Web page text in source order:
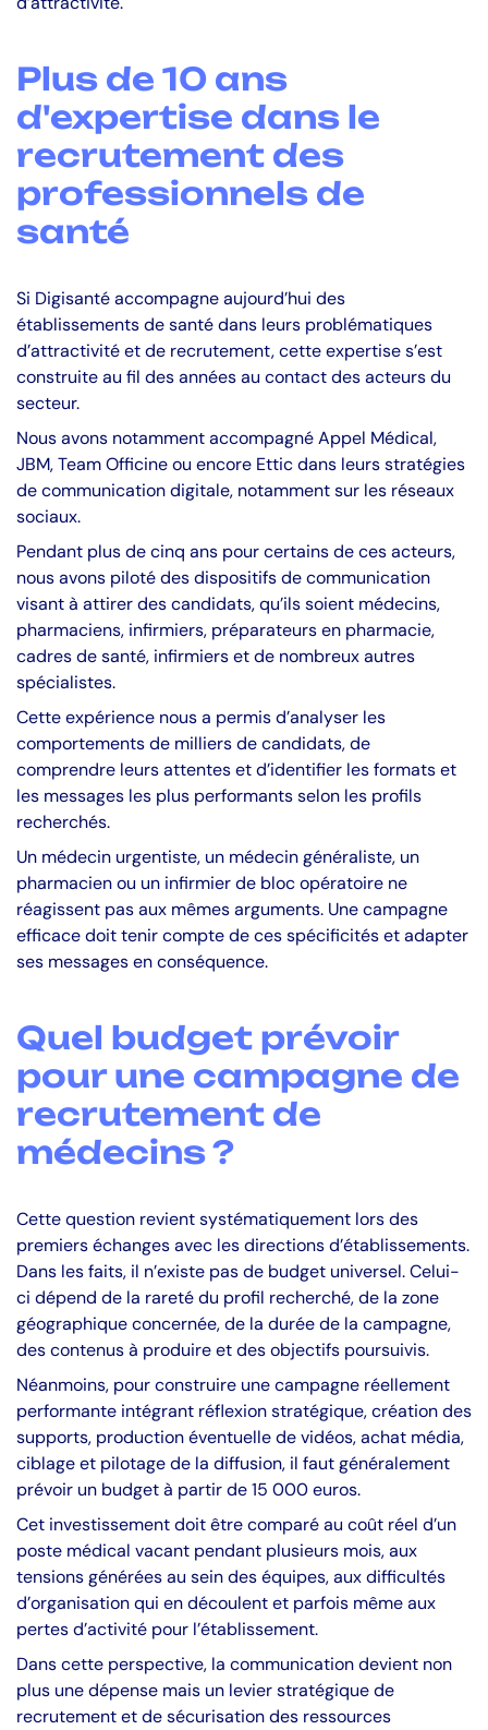
Plus de 10 ans
d'expertise dans le
recrutement des
professionnels de
santé
Si Digisanté accompagne aujourd’hui des
établissements de santé dans leurs problématiques
d’attractivité et de recrutement, cette expertise s’est
construite au fil des années au contact des acteurs du
secteur.
Nous avons notamment accompagné Appel Médical,
JBM, Team Officine ou encore Ettic dans leurs stratégies
de communication digitale, notamment sur les réseaux
sociaux.
Pendant plus de cinq ans pour certains de ces acteurs,
nous avons piloté des dispositifs de communication
visant à attirer des candidats, qu’ils soient médecins,
pharmaciens, infirmiers, préparateurs en pharmacie,
cadres de santé, infirmiers et de nombreux autres
spécialistes.
Cette expérience nous a permis d’analyser les
comportements de milliers de candidats, de
comprendre leurs attentes et d’identifier les formats et
les messages les plus performants selon les profils
recherchés.
Un médecin urgentiste, un médecin généraliste, un
pharmacien ou un infirmier de bloc opératoire ne
réagissent pas aux mêmes arguments. Une campagne
efficace doit tenir compte de ces spécificités et adapter
ses messages en conséquence.
Quel budget prévoir
pour une campagne de
recrutement de
médecins ?
Cette question revient systématiquement lors des
premiers échanges avec les directions d’établissements.
Dans les faits, il n’existe pas de budget universel. Celui-
ci dépend de la rareté du profil recherché, de la zone
géographique concernée, de la durée de la campagne,
des contenus à produire et des objectifs poursuivis.
Néanmoins, pour construire une campagne réellement
performante intégrant réflexion stratégique, création des
supports, production éventuelle de vidéos, achat média,
ciblage et pilotage de la diffusion, il faut généralement
prévoir un budget à partir de 15 000 euros.
Cet investissement doit être comparé au coût réel d’un
poste médical vacant pendant plusieurs mois, aux
tensions générées au sein des équipes, aux difficultés
d’organisation qui en découlent et parfois même aux
pertes d’activité pour l’établissement.
Dans cette perspective, la communication devient non
plus une dépense mais un levier stratégique de
recrutement et de sécurisation des ressources